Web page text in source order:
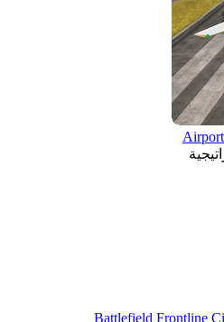
Battlefield Frontline